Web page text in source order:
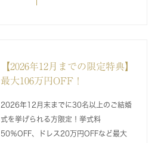
【2026年12月までの限定特典】
最大106万円OFF！
2026年12月末までに30名以上のご結婚
式を挙げられる方限定！挙式料
50％OFF、ドレス20万円OFFなど最大